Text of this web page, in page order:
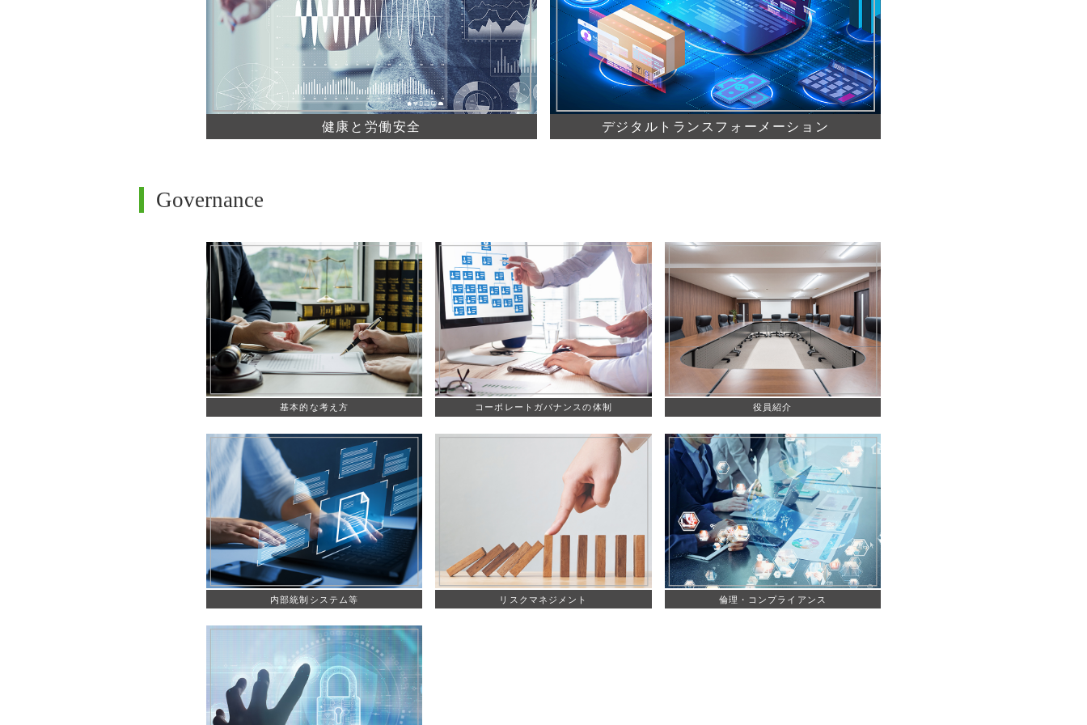
健康と労働安全 デジタルトランスフォーメーション
Governance
基本的な考え方 コーポレートガバナンスの体制 役員紹介
内部統制システム等 リスクマネジメント 倫理・コンプライアンス